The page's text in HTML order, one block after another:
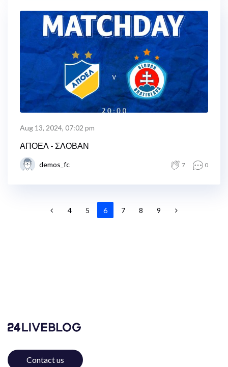
Aug 13, 2024, 07:02 pm
ΑΠΟΕΛ - ΣΛΟΒΑΝ
demos_fc 7 0
4 5 6 7 8 9
Contact us